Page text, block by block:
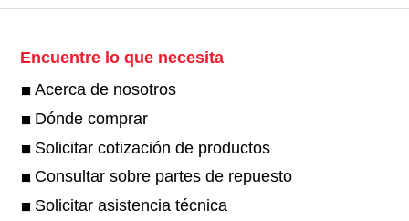
Encuentre lo que necesita
Acerca de nosotros
Dónde comprar
Solicitar cotización de productos
Consultar sobre partes de repuesto
Solicitar asistencia técnica